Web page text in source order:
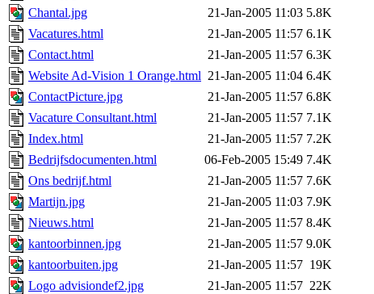
Chantal.jpg
21-Jan-2005 11:03 5.8K
Vacatures.html
21-Jan-2005 11:57 6.1K
Contact.html
21-Jan-2005 11:57 6.3K
Website Ad-Vision 1 Orange.html 21-Jan-2005 11:04 6.4K
ContactPicture.jpg
21-Jan-2005 11:57 6.8K
Vacature Consultant.html
21-Jan-2005 11:57 7.1K
Index.html
21-Jan-2005 11:57 7.2K
Bedrijfsdocumenten.html
06-Feb-2005 15:49 7.4K
Ons bedrijf.html
21-Jan-2005 11:57 7.6K
Martijn.jpg
21-Jan-2005 11:03 7.9K
Nieuws.html
21-Jan-2005 11:57 8.4K
kantoorbinnen.jpg
21-Jan-2005 11:57 9.0K
kantoorbuiten.jpg
21-Jan-2005 11:57 19K
Logo advisiondef2.jpg
21-Jan-2005 11:57 22K